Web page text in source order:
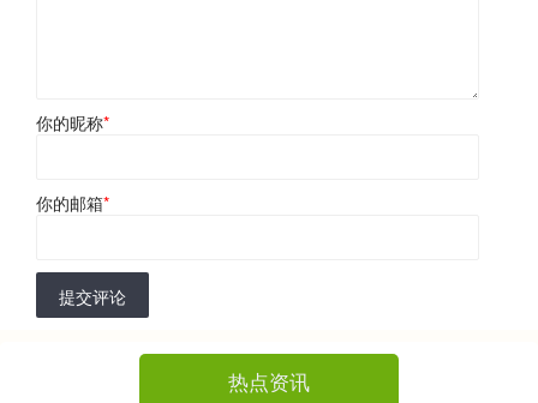
你的昵称*
你的邮箱*
提交评论
热点资讯